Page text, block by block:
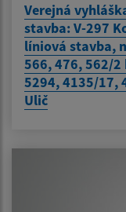
Verejná
stavba: V-297
líniová stavba,
566, 476, 562/2
5294, 4135/17,
Ulič